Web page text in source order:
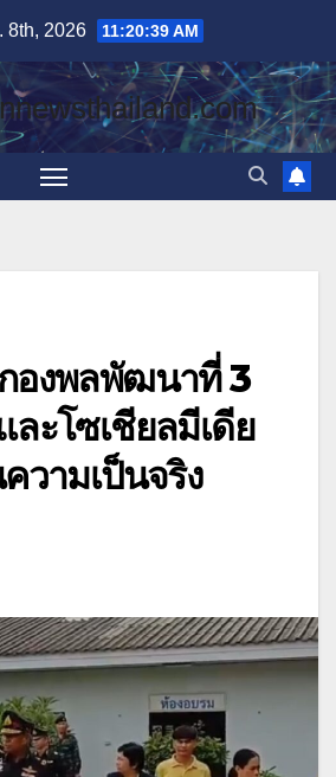
8th, 2026 11:20:41 AM
องพลพัฒนาที่ 3
ะโซเชียลมีเดีย
วามเป็นจริง